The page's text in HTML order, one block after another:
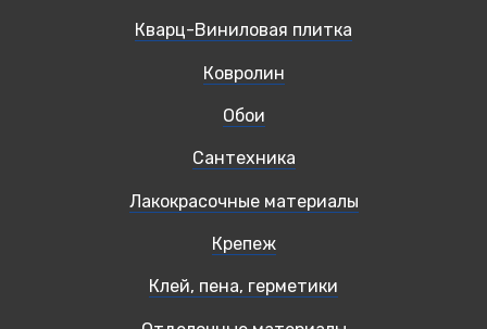
Кварц-Виниловая плитка
Ковролин
Обои
Сантехника
Лакокрасочные материалы
Крепеж
Клей, пена, герметики